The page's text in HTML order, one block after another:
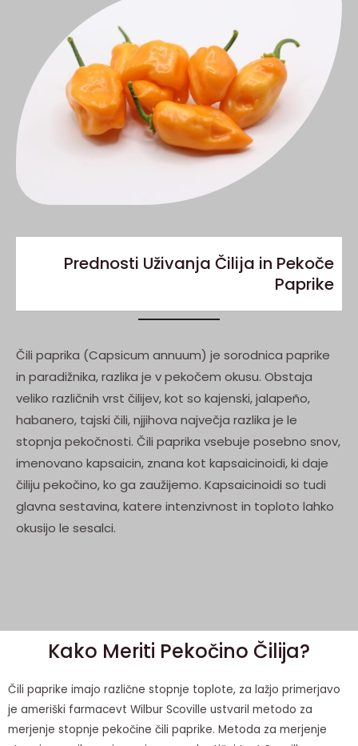
Prednosti Uživanja Čilija in Pekoče
Paprike
Čili paprika (Capsicum annuum) je sorodnica paprike
in paradižnika, razlika je v pekočem okusu. Obstaja
veliko različnih vrst čilijev, kot so kajenski, jalapeño,
habanero, tajski čili, njjihova največja razlika je le
stopnja pekočnosti. Čili paprika vsebuje posebno snov,
imenovano kapsaicin, znana kot kapsaicinoidi, ki daje
čiliju pekočino, ko ga zaužijemo. Kapsaicinoidi so tudi
glavna sestavina, katere intenzivnost in toploto lahko
okusijo le sesalci.
Kako Meriti Pekočino Čilija?
Čili paprike imajo različne stopnje toplote, za lažjo primerjavo
je ameriški farmacevt Wilbur Scoville ustvaril metodo za
merjenje stopnje pekočine čili paprike. Metoda za merjenje